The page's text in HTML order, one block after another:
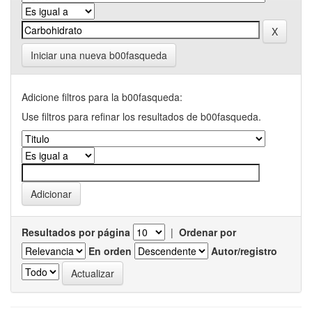
Iniciar una nueva b00fasqueda
Adicione filtros para la b00fasqueda:
Use filtros para refinar los resultados de b00fasqueda.
Resultados por página | Ordenar por
En orden
Autor/registro